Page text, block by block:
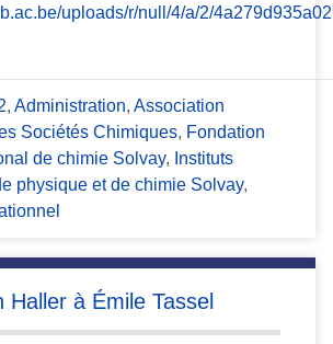
, Administration, Association
Sociétés Chimiques, Fondation
de chimie Solvay, Instituts
physique et de chimie Solvay,
Haller à Émile Tassel